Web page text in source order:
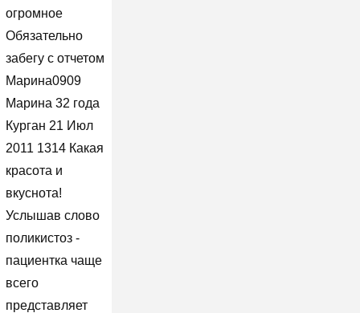
огромное
Обязательно
забегу с отчетом
Марина0909
Марина 32 года
Курган 21 Июл
2011 1314 Какая
красота и
вкуснота!
Услышав слово
поликистоз -
пациентка чаще
всего
представляет